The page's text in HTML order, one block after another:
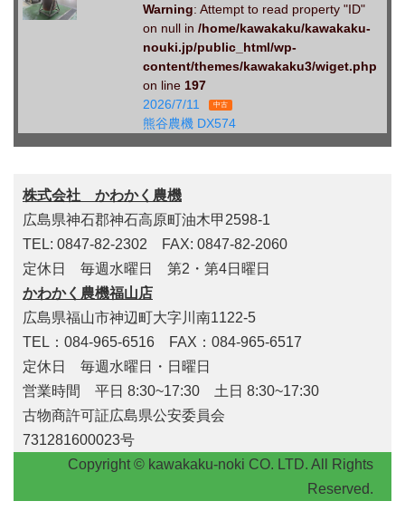
Warning: Attempt to read property "ID"
on null in /home/kawakaku/kawakaku-
nouki.jp/public_html/wp-
content/themes/kawakaku3/wiget.php
on line 197
2026/7/11
中古
熊谷農機 DX574
株式会社 かわかく農機
広島県神石郡神石高原町油木甲2598-1
TEL: 0847-82-2302 FAX: 0847-82-2060
定休日 毎週水曜日 第2・第4日曜日
かわかく農機福山店
広島県福山市神辺町大字川南1122-5
TEL：084-965-6516 FAX：084-965-6517
定休日 毎週水曜日・日曜日
営業時間 平日 8:30~17:30 土日 8:30~17:30
古物商許可証広島県公安委員会
731281600023号
Copyright © kawakaku-noki CO. LTD. All Rights
Reserved.